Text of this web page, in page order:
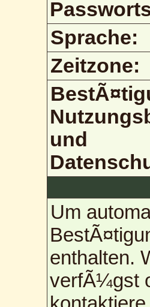
Sprache:
Zeitzone:
und
Um
enthalten.
verfÃ¼gst